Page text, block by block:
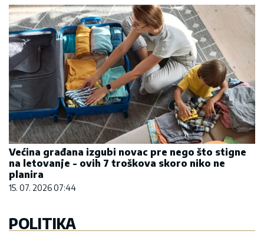
Većina građana izgubi novac pre nego što stigne
na letovanje - ovih 7 troškova skoro niko ne
planira
15. 07. 2026 07:44
POLITIKA